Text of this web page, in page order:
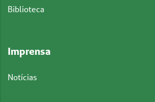
Biblioteca
Imprensa
Notícias